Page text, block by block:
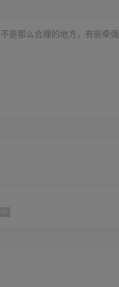
是那么合理的地方，有些牵